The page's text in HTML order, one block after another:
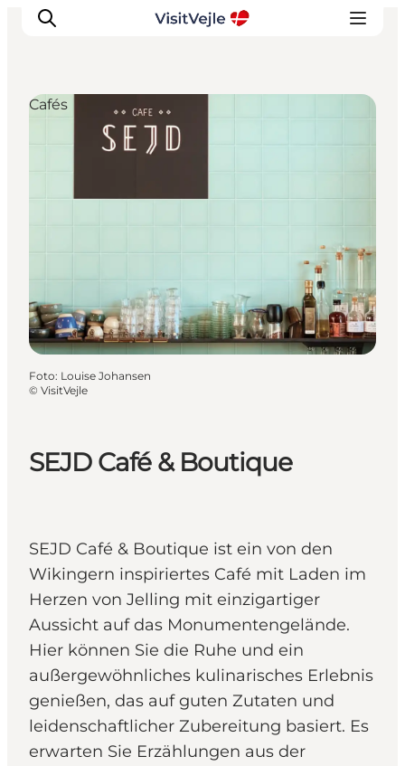
Erlebnisse
Reiseplanung
SEJD Café & Boutique
SEJD Café & Boutique ist ein von den
Wikingern inspiriertes Café mit Laden im
Herzen von Jelling mit einzigartiger
Aussicht auf das Monumentengelände.
Hier können Sie die Ruhe und ein
außergewöhnliches kulinarisches Erlebnis
genießen, das auf guten Zutaten und
leidenschaftlicher Zubereitung basiert. Es
erwarten Sie Erzählungen aus der
Cafés
Foto: Louise Johansen
© VisitVejle